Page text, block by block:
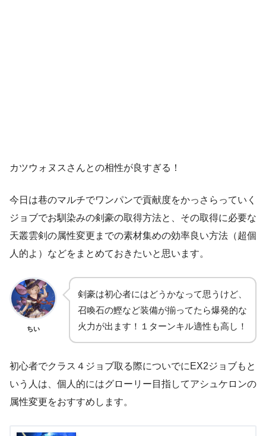
カツウォヌスさんとの相性が良すぎる！
今日は巷のマルチでワンパンで貢献度をかっさらっていく
ジョブでお馴染みの剣豪の取得方法と、その取得に必要な
天叢雲剣の属性変更までの素材集めの効率良い方法（超個
人的よ）などをまとめておきたいと思います。
ちい
剣豪は初心者にはどうかなって思うけど、
召喚石の鰹など装備が揃ってたら爆発的な
火力が出ます！１ターンキル適性も高し！
初心者でクラス４ジョブ取る際についでにEX2ジョブもと
いう人は、個人的にはグローリー目指してアシュケロンの
属性変更をおすすめします。